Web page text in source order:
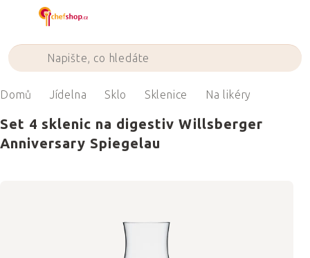
Domů Jídelna Sklo Sklenice Na likéry
Set 4 sklenic na digestiv Willsberger
Anniversary Spiegelau